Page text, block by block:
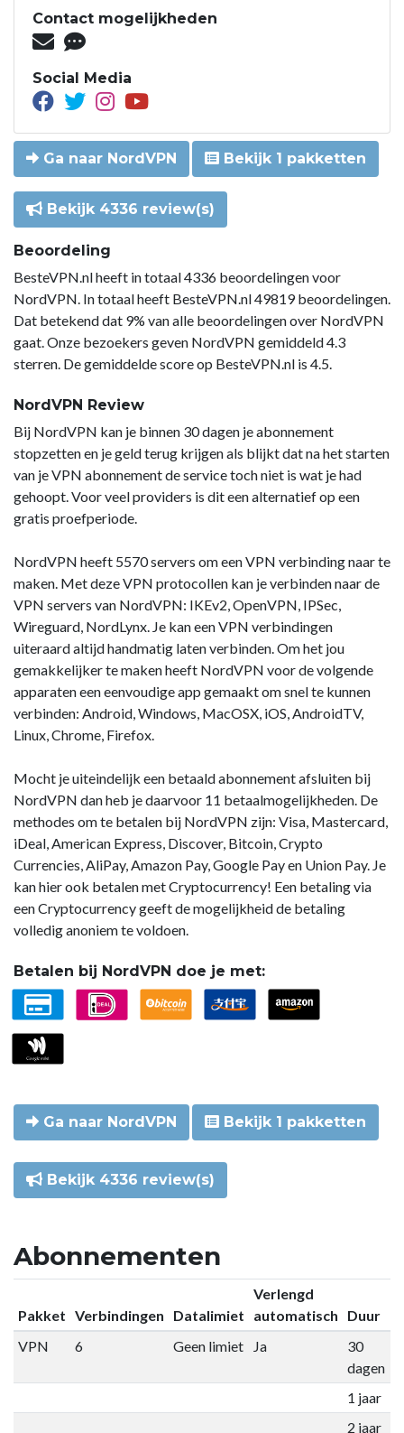
Contact mogelijkheden
Social Media
Ga naar NordVPN Bekijk 1 pakketten
Bekijk 4336 review(s)
Beoordeling
BesteVPN.nl heeft in totaal 4336 beoordelingen voor
NordVPN. In totaal heeft BesteVPN.nl 49819 beoordelingen.
Dat betekend dat 9% van alle beoordelingen over NordVPN
gaat. Onze bezoekers geven NordVPN gemiddeld 4.3
sterren. De gemiddelde score op BesteVPN.nl is 4.5.
NordVPN Review
Bij NordVPN kan je binnen 30 dagen je abonnement
stopzetten en je geld terug krijgen als blijkt dat na het starten
van je VPN abonnement de service toch niet is wat je had
gehoopt. Voor veel providers is dit een alternatief op een
gratis proefperiode.
NordVPN heeft 5570 servers om een VPN verbinding naar te
maken. Met deze VPN protocollen kan je verbinden naar de
VPN servers van NordVPN: IKEv2, OpenVPN, IPSec,
Wireguard, NordLynx. Je kan een VPN verbindingen
uiteraard altijd handmatig laten verbinden. Om het jou
gemakkelijker te maken heeft NordVPN voor de volgende
apparaten een eenvoudige app gemaakt om snel te kunnen
verbinden: Android, Windows, MacOSX, iOS, AndroidTV,
Linux, Chrome, Firefox.
Mocht je uiteindelijk een betaald abonnement afsluiten bij
NordVPN dan heb je daarvoor 11 betaalmogelijkheden. De
methodes om te betalen bij NordVPN zijn: Visa, Mastercard,
iDeal, American Express, Discover, Bitcoin, Crypto
Currencies, AliPay, Amazon Pay, Google Pay en Union Pay. Je
kan hier ook betalen met Cryptocurrency! Een betaling via
een Cryptocurrency geeft de mogelijkheid de betaling
volledig anoniem te voldoen.
Betalen bij NordVPN doe je met:
Ga naar NordVPN Bekijk 1 pakketten
Bekijk 4336 review(s)
Abonnementen
Pakket Verbindingen Datalimiet
Verlengd
automatisch
Duur
VPN
6 Geen limiet Ja
30
dagen
1 jaar
2 jaar